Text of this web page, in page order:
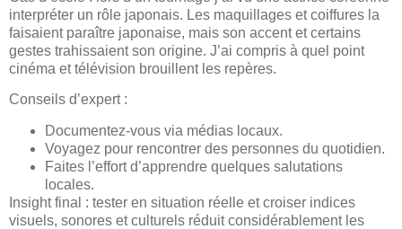
interpréter un rôle japonais. Les maquillages et coiffures la
faisaient paraître japonaise, mais son accent et certains
gestes trahissaient son origine. J’ai compris à quel point
cinéma et télévision brouillent les repères.
Conseils d’expert :
Documentez-vous via médias locaux.
Voyagez pour rencontrer des personnes du quotidien.
Faites l’effort d’apprendre quelques salutations
locales.
Insight final : tester en situation réelle et croiser indices
visuels, sonores et culturels réduit considérablement les